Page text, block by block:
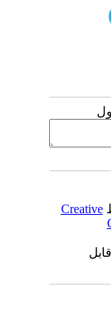
Creative